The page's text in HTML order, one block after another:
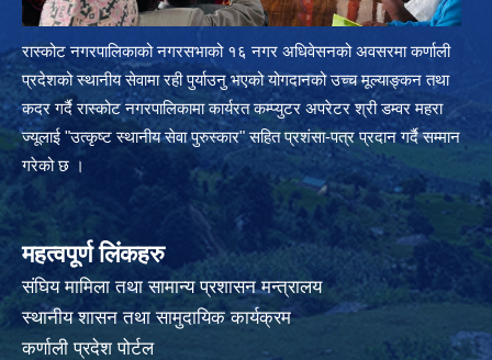
रास्कोट नगरपालिकाको नगरसभाको १६ नगर अधिवेसनको अवसरमा कर्णाली
प्रदेशको स्थानीय सेवामा रही पुर्याउनु भएको योगदानको उच्च मूल्याङ्कन तथा
कदर गर्दै रास्कोट नगरपालिकामा कार्यरत कम्प्युटर अपरेटर श्री डम्वर महरा
ज्यूलाई "उत्कृष्ट स्थानीय सेवा पुरुस्कार" सहित प्रशंसा-पत्र प्रदान गर्दै सम्मान
गरेको छ ।
महत्वपूर्ण लिंकहरु
संघिय मामिला तथा सामान्य प्रशासन मन्त्रालय
स्थानीय शासन तथा सामुदायिक कार्यक्रम
कर्णाली प्रदेश पोर्टल